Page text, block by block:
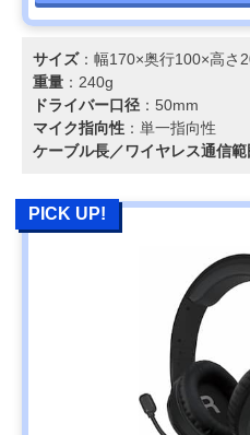
サイズ：幅170×奥行100×高さ
重量 ：240g
ドライバー口径 ：50mm
マイク指向性 ：単一指向性
ケーブル長／ワイヤレス通信範
PICK UP!